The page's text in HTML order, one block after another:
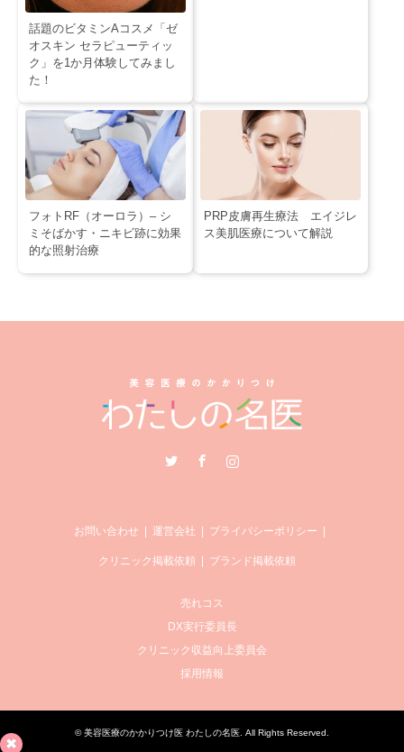
話題のビタミンAコスメ「ゼ
オスキン セラピューティッ
ク」を1か月体験してみまし
た！
フォトRF（オーロラ）– シ
ミそばかす・ニキビ跡に効果
的な照射治療
PRP皮膚再生療法 エイジレ
ス美肌医療について解説
Instagram
お問い合わせ 運営会社 プライバシーポリシー
クリニック掲載依頼 ブランド掲載依頼
売れコス
DX実行委員長
クリニック収益向上委員会
採用情報
©美容医療のかかりつけ医 わたしの名医 . All Rights Reserved.